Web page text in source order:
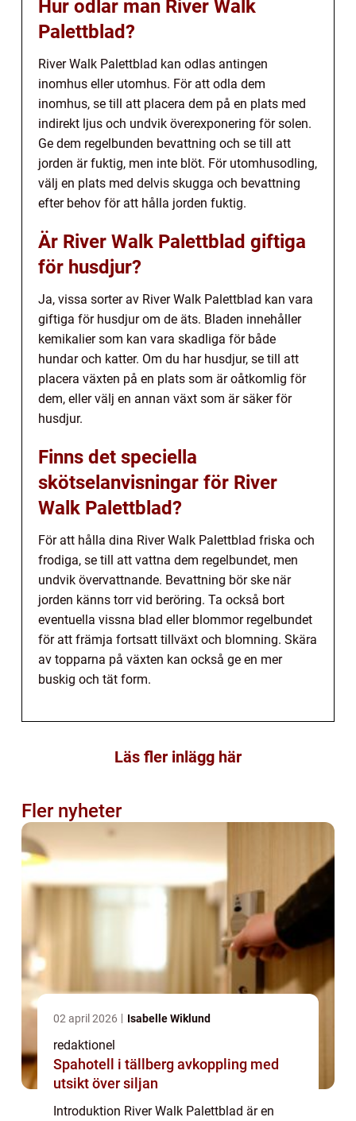
Hur odlar man River Walk
Palettblad?
River Walk Palettblad kan odlas antingen
inomhus eller utomhus. För att odla dem
inomhus, se till att placera dem på en plats med
indirekt ljus och undvik överexponering för solen.
Ge dem regelbunden bevattning och se till att
jorden är fuktig, men inte blöt. För utomhusodling,
välj en plats med delvis skugga och bevattning
efter behov för att hålla jorden fuktig.
Är River Walk Palettblad giftiga
för husdjur?
Ja, vissa sorter av River Walk Palettblad kan vara
giftiga för husdjur om de äts. Bladen innehåller
kemikalier som kan vara skadliga för både
hundar och katter. Om du har husdjur, se till att
placera växten på en plats som är oåtkomlig för
dem, eller välj en annan växt som är säker för
husdjur.
Finns det speciella
skötselanvisningar för River
Walk Palettblad?
För att hålla dina River Walk Palettblad friska och
frodiga, se till att vattna dem regelbundet, men
undvik övervattnande. Bevattning bör ske när
jorden känns torr vid beröring. Ta också bort
eventuella vissna blad eller blommor regelbundet
för att främja fortsatt tillväxt och blomning. Skära
av topparna på växten kan också ge en mer
buskig och tät form.
Läs fler inlägg här
Fler nyheter
02 april 2026 Isabelle Wiklund
redaktionel
Spahotell i tällberg avkoppling med
utsikt över siljan
Introduktion River Walk Palettblad är en